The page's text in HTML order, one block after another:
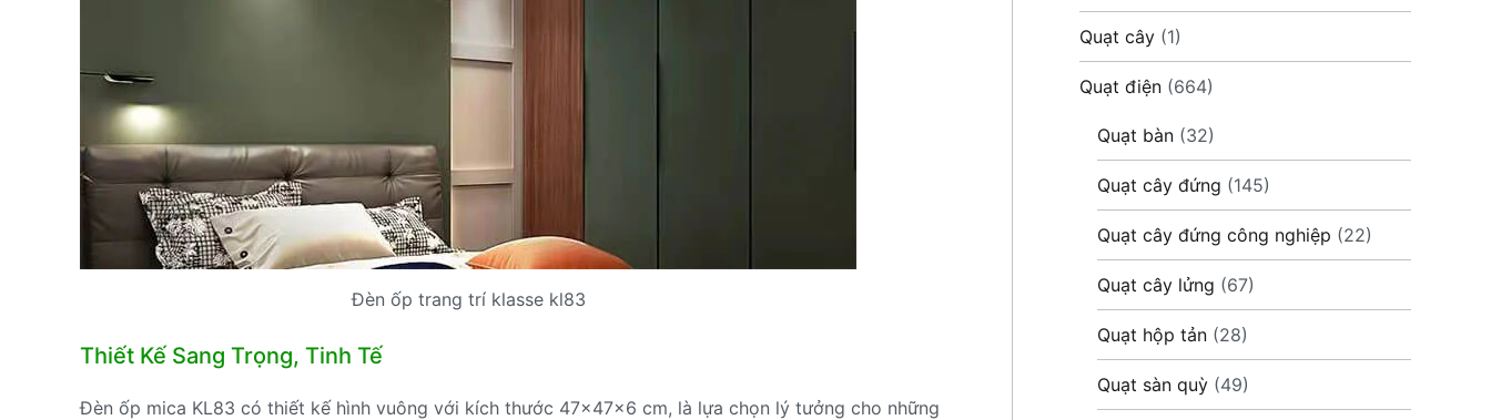
Đèn ốp trang trí klasse kl83
Thiết Kế Sang Trọng, Tinh Tế
Đèn ốp mica KL83 có thiết kế hình vuông với kích thước 47x47x6 cm, là lựa chọn lý tưởng cho những
Quạt cây (1)
Quạt điện (664)
Quạt bàn (32)
Quạt cây đứng (145)
Quạt cây đứng công nghiệp (22)
Quạt cây lửng (67)
Quạt hộp tản (28)
Quạt sàn quỳ (49)